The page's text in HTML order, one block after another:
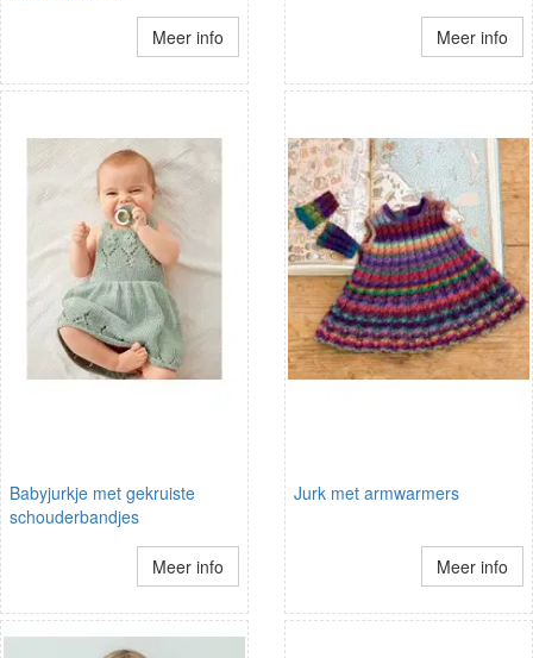
Meer info Meer info
Babyjurkje met gekruiste
schouderbandjes
Meer info
Jurk met armwarmers
Meer info